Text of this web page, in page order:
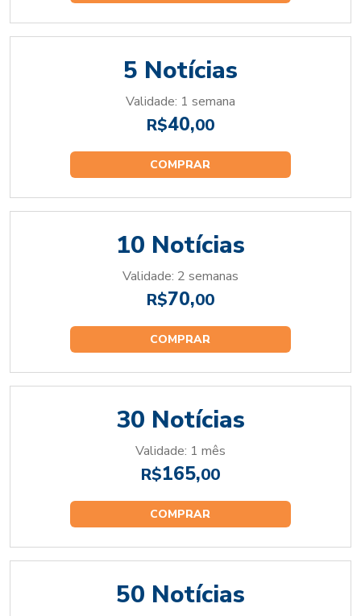
5 Notícias
Validade: 1 semana
R$40,00
COMPRAR
10 Notícias
Validade: 2 semanas
R$70,00
COMPRAR
30 Notícias
Validade: 1 mês
R$165,00
COMPRAR
50 Notícias